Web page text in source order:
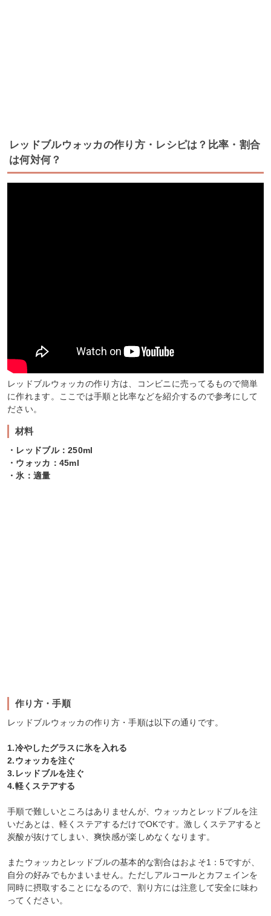
レッドブルウォッカの作り方・レシピは？比率・割合
は何対何？
レッドブルウォッカの作り方は、コンビニに売ってるもので簡単
に作れます。ここでは手順と比率などを紹介するので参考にして
ださい。
材料
・レッドブル：250ml
・ウォッカ：45ml
・氷：適量
作り方・手順
レッドブルウォッカの作り方・手順は以下の通りです。
1.冷やしたグラスに氷を入れる
2.ウォッカを注ぐ
3.レッドブルを注ぐ
4.軽くステアする
手順で難しいところはありませんが、ウォッカとレッドブルを注
いだあとは、軽くステアするだけでOKです。激しくステアすると
炭酸が抜けてしまい、爽快感が楽しめなくなります。
またウォッカとレッドブルの基本的な割合はおよそ1：5ですが、
自分の好みでもかまいません。ただしアルコールとカフェインを
同時に摂取することになるので、割り方には注意して安全に味わ
ってください。